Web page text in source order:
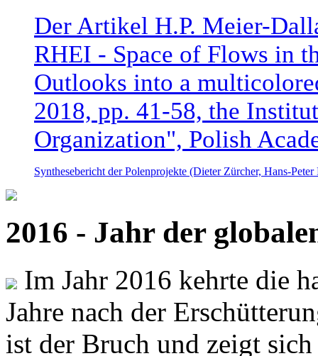
Der Artikel H.P. Meier-
RHEI - Space of Flows in
Outlooks into a
2018, pp. 41-58, the
Organization", Polish
Synthesebericht der Polenprojekte (Dieter Zürcher, Hans-
2016 - Jahr der
Im Jahr 2016 kehrte die
Jahre nach der
ist der Bruch und zeigt